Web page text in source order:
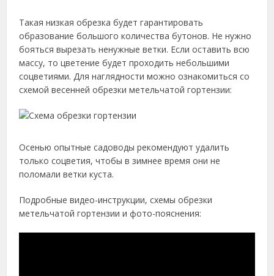
Такая низкая обрезка будет гарантировать
образование большого количества бутонов. Не нужно
бояться вырезать ненужные ветки. Если оставить всю
массу, то цветение будет проходить небольшими
соцветиями. Для наглядности можно ознакомиться со
схемой весенней обрезки метельчатой гортензии:
Осенью опытные садоводы рекомендуют удалить
только соцветия, чтобы в зимнее время они не
поломали ветки куста.
Подробные видео-инструкции, схемы обрезки
метельчатой гортензии и фото-пояснения: